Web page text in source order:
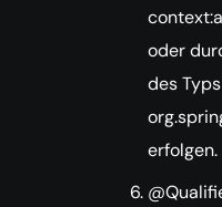
oder
des Typs
erfolgen.